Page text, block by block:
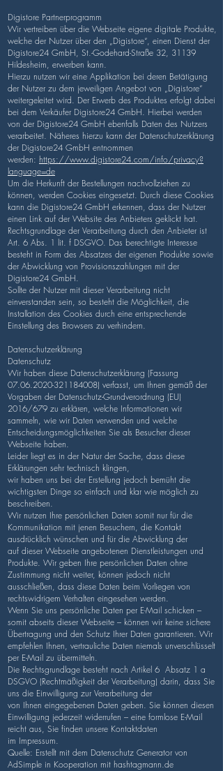
Digistore Partnerprogramm
Wir vertreiben über die Webseite eigene digitale Produkte,
welche der Nutzer über den „Digistore“, einen Dienst der
Digistore24 GmbH, St.-Godehard-Straße 32, 31139
Hildesheim, erwerben kann.
Hierzu nutzen wir eine Applikation bei deren Betätigung
der Nutzer zu dem jeweiligen Angebot von „Digistore“
weitergeleitet wird. Der Erwerb des Produktes erfolgt dabei
bei dem Verkäufer Digistore24 GmbH. Hierbei werden
von der Digistore24 GmbH ebenfalls Daten des Nutzers
verarbeitet. Näheres hierzu kann der Datenschutzerklärung
der Digistore24 GmbH entnommen
werden: https://www.digistore24.com/info/privacy?
language=de
Um die Herkunft der Bestellungen nachvollziehen zu
können, werden Cookies eingesetzt. Durch diese Cookies
kann die Digistore24 GmbH erkennen, dass der Nutzer
einen Link auf der Website des Anbieters geklickt hat.
Rechtsgrundlage der Verarbeitung durch den Anbieter ist
Art. 6 Abs. 1 lit. f DSGVO. Das berechtigte Interesse
besteht in Form des Absatzes der eigenen Produkte sowie
der Abwicklung von Provisionszahlungen mit der
Digistore24 GmbH.
Sollte der Nutzer mit dieser Verarbeitung nicht
einverstanden sein, so besteht die Möglichkeit, die
Installation des Cookies durch eine entsprechende
Einstellung des Browsers zu verhindern.
Datenschutzerklärung
Datenschutz
Wir haben diese Datenschutzerklärung (Fassung
07.06.2020-321184008) verfasst, um Ihnen gemäß der
Vorgaben der Datenschutz-Grundverordnung (EU)
2016/679 zu erklären, welche Informationen wir
sammeln, wie wir Daten verwenden und welche
Entscheidungsmöglichkeiten Sie als Besucher dieser
Webseite haben.
Leider liegt es in der Natur der Sache, dass diese
Erklärungen sehr technisch klingen,
wir haben uns bei der Erstellung jedoch bemüht die
wichtigsten Dinge so einfach und klar wie möglich zu
beschreiben.
Wir nutzen Ihre persönlichen Daten somit nur für die
Kommunikation mit jenen Besuchern, die Kontakt
ausdrücklich wünschen und für die Abwicklung der
auf dieser Webseite angebotenen Dienstleistungen und
Produkte. Wir geben Ihre persönlichen Daten ohne
Zustimmung nicht weiter, können jedoch nicht
ausschließen, dass diese Daten beim Vorliegen von
rechtswidrigem Verhalten eingesehen werden.
Wenn Sie uns persönliche Daten per E-Mail schicken –
somit abseits dieser Webseite – können wir keine sichere
Übertragung und den Schutz Ihrer Daten garantieren. Wir
empfehlen Ihnen, vertrauliche Daten niemals unverschlüsselt
per E-Mail zu übermitteln.
Die Rechtsgrundlage besteht nach Artikel 6 Absatz 1 a
DSGVO (Rechtmäßigkeit der Verarbeitung) darin, dass Sie
uns die Einwilligung zur Verarbeitung der
von Ihnen eingegebenen Daten geben. Sie können diesen
Einwilligung jederzeit widerrufen – eine formlose E-Mail
reicht aus, Sie finden unsere Kontaktdaten
im Impressum.
Quelle: Erstellt mit dem Datenschutz Generator von
AdSimple in Kooperation mit hashtagmann.de